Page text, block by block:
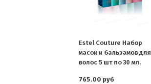
Estel Couture Набор
масок и бальзамов для
волос 5 шт по 30 мл.
765.00 руб